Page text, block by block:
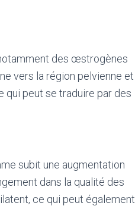
des œstrogènes
vers la région pelvienne et
qui peut se traduire par des
subit une augmentation
dans la qualité des
ce qui peut également